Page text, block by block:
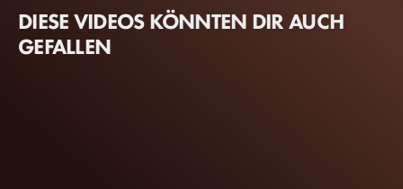
DIESE VIDEOS KÖNNTEN DIR AUCH
GEFALLEN